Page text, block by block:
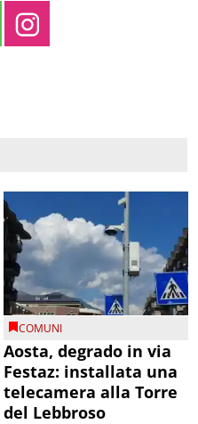
COMUNI
Aosta, degrado in via
Festaz: installata una
telecamera alla Torre
del Lebbroso